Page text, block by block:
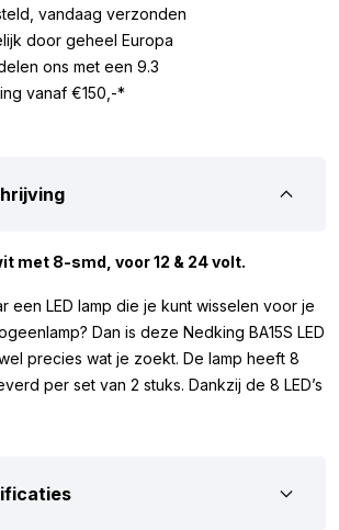
vandaag verzonden
door geheel Europa
ons met een 9.3
vanaf €150,-*
met 8-smd, voor 12 & 24 volt.
een LED lamp die je kunt wisselen voor je
Dan is deze Nedking BA15S LED
precies wat je zoekt. De lamp heeft 8
per set van 2 stuks. Dankzij de 8 LED’s
en vervangt hij een 21 watt
camper of trailer. Let op: de originele lamp